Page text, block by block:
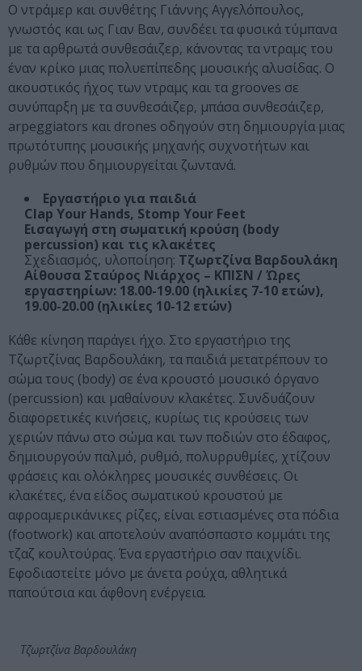
Ο ντράμερ και συνθέτης Γιάννης Αγγελόπουλος,
γνωστός και ως Γιαν Βαν, συνδέει τα φυσικά τύμπανα
με τα αρθρωτά συνθεσάιζερ, κάνοντας τα ντραμς του
έναν κρίκο μιας πολυεπίπεδης μουσικής αλυσίδας. Ο
ακουστικός ήχος των ντραμς και τα grooves σε
συνύπαρξη με τα συνθεσάιζερ, μπάσα συνθεσάιζερ,
arpeggiators και drones οδηγούν στη δημιουργία μιας
πρωτότυπης μουσικής μηχανής συχνοτήτων και
ρυθμών που δημιουργείται ζωντανά.
Εργαστήριο για παιδιά
Clap Your Hands, Stomp Your Feet
Εισαγωγή στη σωματική κρούση (body
percussion) και τις κλακέτες
Σχεδιασμός, υλοποίηση: Τζωρτζίνα Βαρδουλάκη
Αίθουσα Σταύρος Νιάρχος – ΚΠΙΣΝ / Ώρες
εργαστηρίων: 18.00-19.00 (ηλικίες 7-10 ετών),
19.00-20.00 (ηλικίες 10-12 ετών)
Κάθε κίνηση παράγει ήχο. Στο εργαστήριο της
Τζωρτζίνας Βαρδουλάκη, τα παιδιά μετατρέπουν το
σώμα τους (body) σε ένα κρουστό μουσικό όργανο
(percussion) και μαθαίνουν κλακέτες. Συνδυάζουν
διαφορετικές κινήσεις, κυρίως τις κρούσεις των
χεριών πάνω στο σώμα και των ποδιών στο έδαφος,
δημιουργούν παλμό, ρυθμό, πολυρρυθμίες, χτίζουν
φράσεις και ολόκληρες μουσικές συνθέσεις. Οι
κλακέτες, ένα είδος σωματικού κρουστού με
αφροαμερικάνικες ρίζες, είναι εστιασμένες στα πόδια
(footwork) και αποτελούν αναπόσπαστο κομμάτι της
τζαζ κουλτούρας. Ένα εργαστήριο σαν παιχνίδι.
Εφοδιαστείτε μόνο με άνετα ρούχα, αθλητικά
παπούτσια και άφθονη ενέργεια.
Τζωρτζίνα Βαρδουλάκη